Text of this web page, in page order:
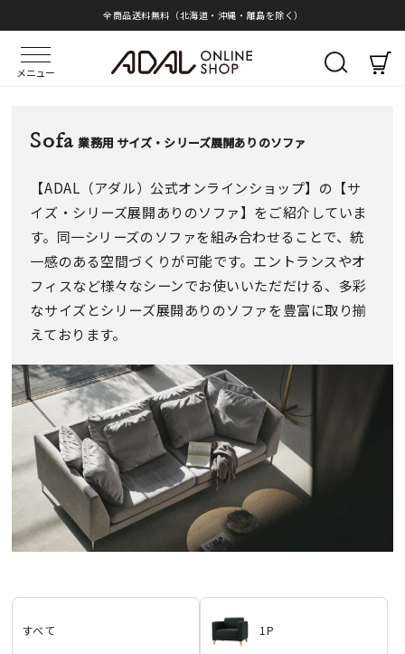
全商品送料無料（北海道・沖縄・離島を除く）
メニュー
Sofa 業務用 サイズ・シリーズ展開ありのソファ
【ADAL（アダル）公式オンラインショップ】の【サ
イズ・シリーズ展開ありのソファ】をご紹介していま
す。同一シリーズのソファを組み合わせることで、統
一感のある空間づくりが可能です。エントランスやオ
フィスなど様々なシーンでお使いいただだける、多彩
なサイズとシリーズ展開ありのソファを豊富に取り揃
えております。
すべて 1P